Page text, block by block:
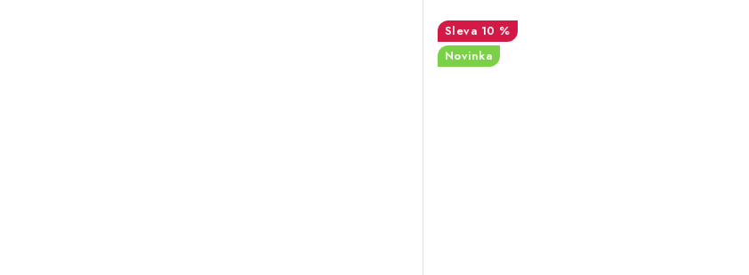
10 %
Novinka